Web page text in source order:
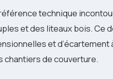
technique
et des liteaux bois. Ce
et d’écartement
chantiers de couverture.